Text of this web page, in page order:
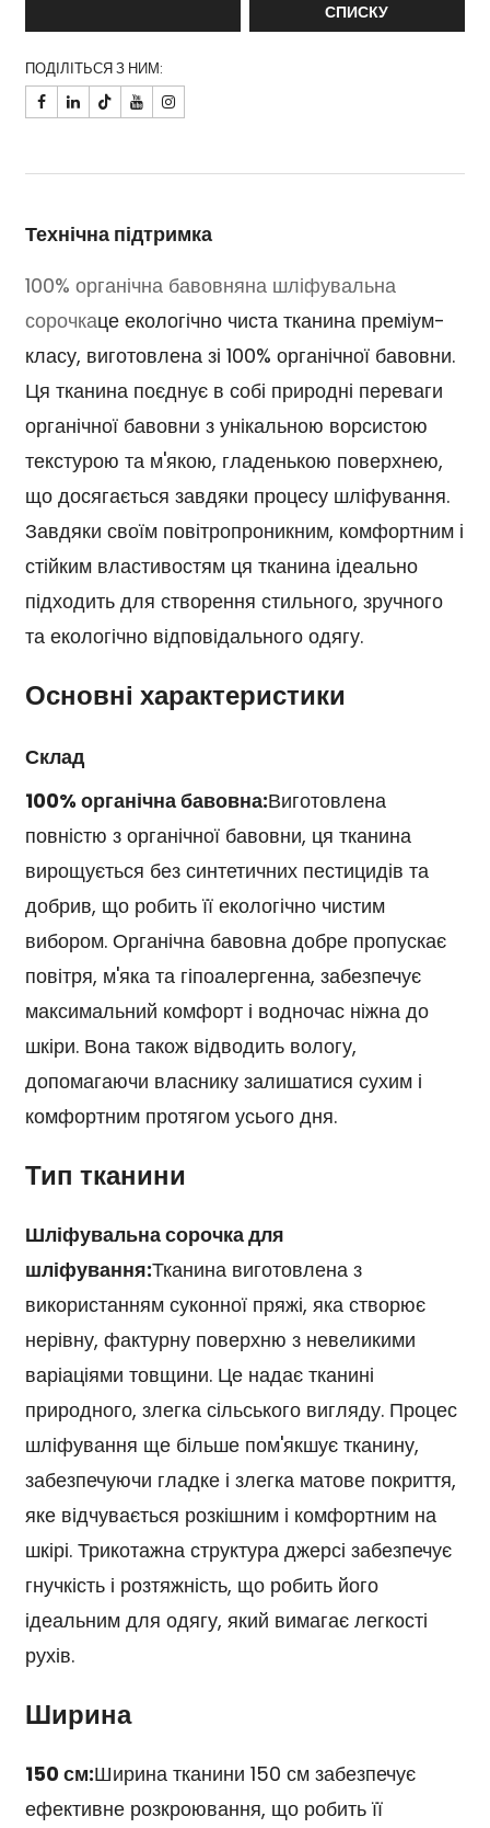
СПИСКУ
ПОДІЛІТЬСЯ З НИМ:

Технічна підтримка
100% органічна бавовняна шліфувальна
сорочкаце екологічно чиста тканина преміум-
класу, виготовлена зі 100% органічної бавовни.
Ця тканина поєднує в собі природні переваги
органічної бавовни з унікальною ворсистою
текстурою та м'якою, гладенькою поверхнею,
що досягається завдяки процесу шліфування.
Завдяки своїм повітропроникним, комфортним і
стійким властивостям ця тканина ідеально
підходить для створення стильного, зручного
та екологічно відповідального одягу.
Основні характеристики
Склад
100% органічна бавовна:Виготовлена
повністю з органічної бавовни, ця тканина
вирощується без синтетичних пестицидів та
добрив, що робить її екологічно чистим
вибором. Органічна бавовна добре пропускає
повітря, м'яка та гіпоалергенна, забезпечує
максимальний комфорт і водночас ніжна до
шкіри. Вона також відводить вологу,
допомагаючи власнику залишатися сухим і
комфортним протягом усього дня.
Тип тканини
Шліфувальна сорочка для
шліфування:Тканина виготовлена з
використанням суконної пряжі, яка створює
нерівну, фактурну поверхню з невеликими
варіаціями товщини. Це надає тканині
природного, злегка сільського вигляду. Процес
шліфування ще більше пом'якшує тканину,
забезпечуючи гладке і злегка матове покриття,
яке відчувається розкішним і комфортним на
шкірі. Трикотажна структура джерсі забезпечує
гнучкість і розтяжність, що робить його
ідеальним для одягу, який вимагає легкості
рухів.
Ширина
150 см:Ширина тканини 150 см забезпечує
ефективне розкроювання, що робить її